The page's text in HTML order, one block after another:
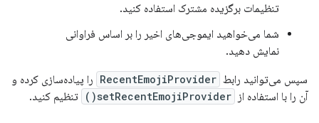
تنظیمات برگزیده مشترک استفاده کنید.
شما می‌خواهید ایموجی‌های اخیر را بر اساس فراوانی
نمایش دهید.
سپس می‌توانید رابط RecentEmojiProvider را پیاده‌سازی کرده و
آن را با استفاده از setRecentEmojiProvider() تنظیم کنید.